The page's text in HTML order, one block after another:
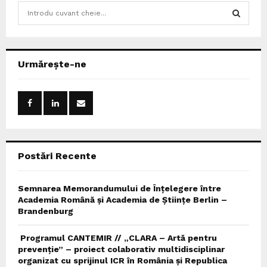
h
Urmărește-ne
Postări Recente
Semnarea Memorandumului de Înțelegere între
Academia Română și Academia de Științe Berlin –
Brandenburg
Programul CANTEMIR // „CLARA – Artă pentru
prevenție” – proiect colaborativ multidisciplinar
organizat cu sprijinul ICR în România și Republica